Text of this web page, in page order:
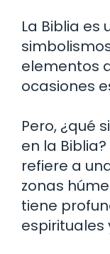
La Biblia es
elementos
ocasiones
Pero, ¿qué
en la
refiere a
zonas
tiene
espirituales